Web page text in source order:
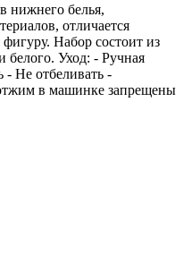
нижнего белья,
отличается
Набор состоит из
белого. Уход: - Ручная
- Не отбеливать -
в машинке запрещены